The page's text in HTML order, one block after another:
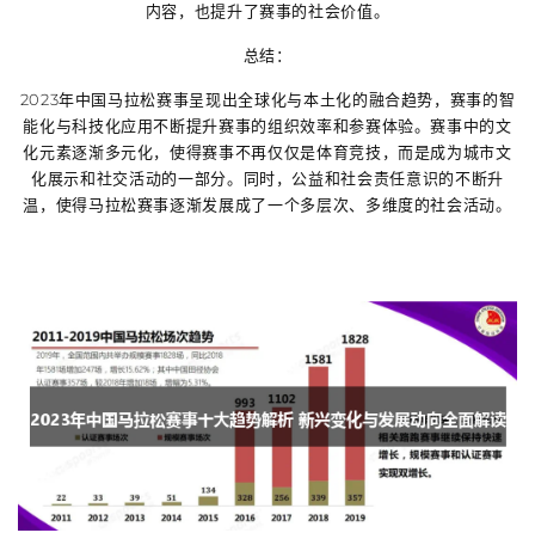
内容，也提升了赛事的社会价值。
总结：
2023年中国马拉松赛事呈现出全球化与本土化的融合趋势，赛事的智
能化与科技化应用不断提升赛事的组织效率和参赛体验。赛事中的文
化元素逐渐多元化，使得赛事不再仅仅是体育竞技，而是成为城市文
化展示和社交活动的一部分。同时，公益和社会责任意识的不断升
温，使得马拉松赛事逐渐发展成了一个多层次、多维度的社会活动。